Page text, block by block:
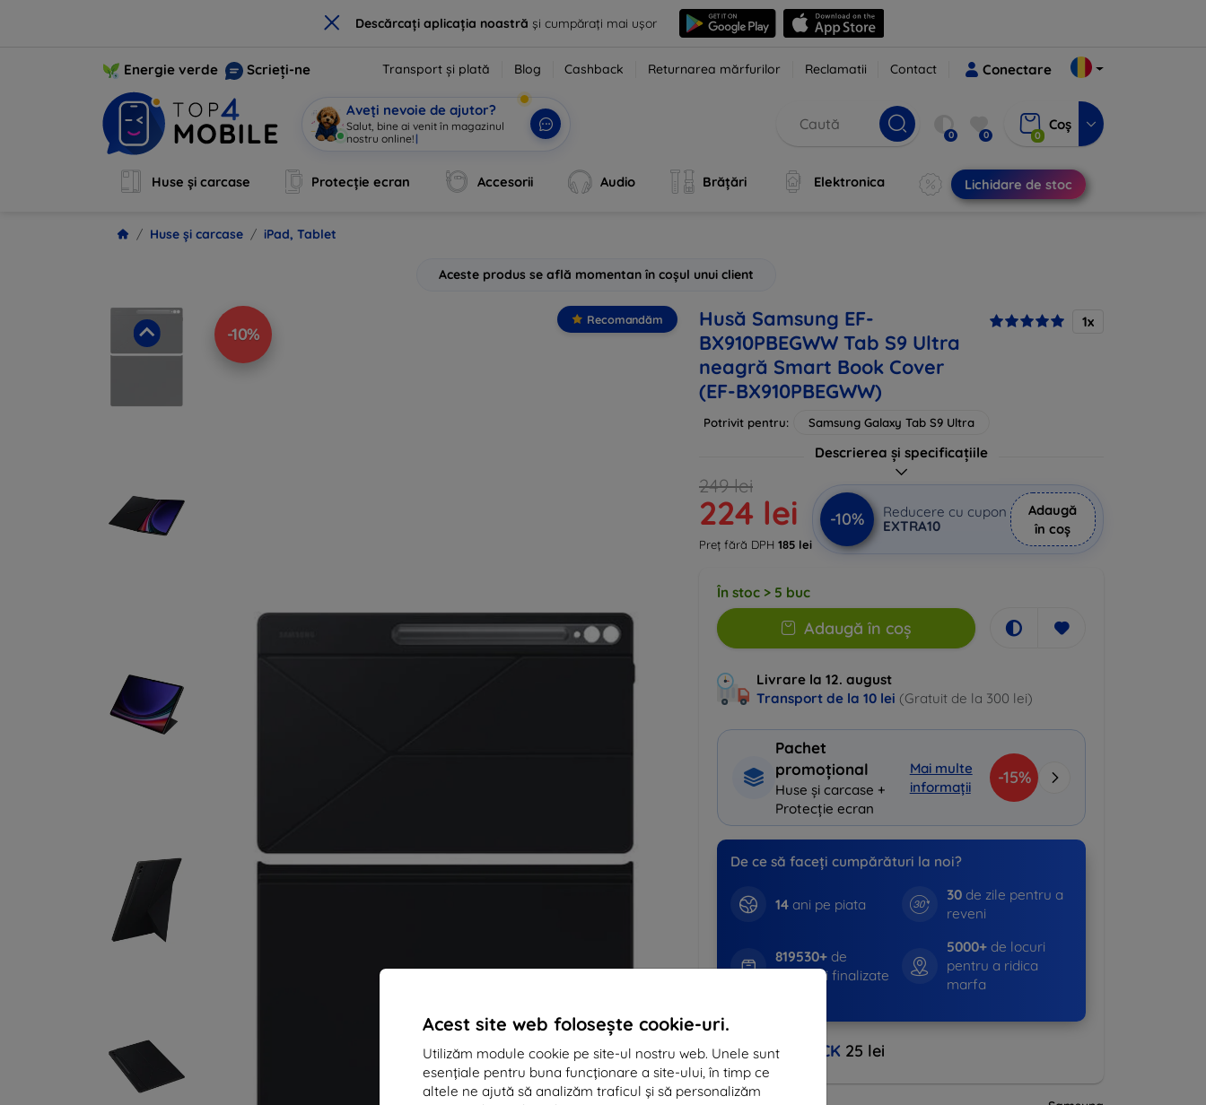
× Descărcați aplicația noastră și cumpărați mai ușor
Acest site web folosește cookie-uri.
Utilizăm module cookie pe site-ul nostru web. Unele sunt
esențiale pentru buna funcționare a site-ului, în timp ce
altele ne ajută să analizăm traficul și să personalizăm
Energie verde Scrieți-ne Transport și plată Blog Cashback Returnarea mărfurilor Reclamatii Contact Conectare
Aveți nevoie de ajutor?
Salut, bine ai venit în magazinul
nostru online!| 0 0 0
Coș
Huse și carcase Protecție ecran Accesorii Audio Brățări Elektronica Lichidare de stoc
Huse și carcase iPad, Tablet
Aceste produs se află momentan în coșul unui client
-10%
Recomandăm
Husă Samsung EF-
BX910PBEGWW Tab S9 Ultra
neagră Smart Book Cover
(EF-BX910PBEGWW)
1x
Potrivit pentru: Samsung Galaxy Tab S9 Ultra
Descrierea și specificațiile
249 lei
224 lei
Preț fără DPH 185 lei
-10%
Reducere cu cupon
EXTRA10
Adaugă
în coș
În stoc > 5 buc
Adaugă în coș
Livrare la 12. august
Transport de la 10 lei (Gratuit de la 300 lei)
Pachet
promoțional
Huse și carcase +
Protecție ecran
Mai multe
informații
-15%
De ce să faceți cumpărături la noi?
14ani pe piata
30de zile pentru a
reveni
819530+de
comenzi finalizate
5000+de locuri
pentru a ridica
marfa
CASHBACK 25 lei